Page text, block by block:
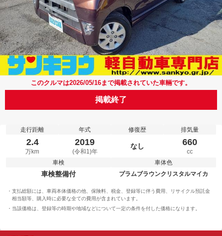
このクルマは2026/05/16まで掲載されていた車輛です。
掲載終了
走行距離
2.4
万km
年式
2019
(令和1)年
修復歴
なし
排気量
660
cc
車検
車検整備付
車体色
プラムブラウンクリスタルマイカ
支払総額には、車両本体価格の他、保険料、税金、登録等に伴う費用、リサイクル預託金
相当額等、購入時に必要な全ての費用が含まれています。
当該価格は、登録等の時期や地域などについて一定の条件を付した価格になります。